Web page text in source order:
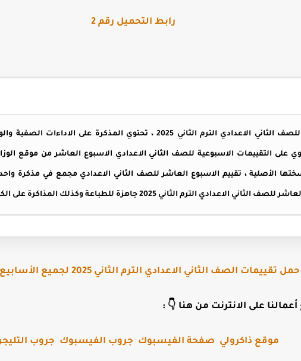
رابط التحميل رقم 2
تقييمات الاسبوع العاشر للصف الثاني الاعدادي الترم الثاني 2025 ، تحتوي
على التقييمات الاسبوعية للصف الثاني الاعدادي الاسبوع العاشر من موقع
الأصلية ، تقييم الاسبوع العاشر للصف الثاني الاعدادي مجمع في مذكرة
الترم الثاني 2025 جاهزة للطباعة وكذلك المذاكرة على الكمبيوتر والموبايل .
حمل تقييمات الصف الثاني الاعدادي الترم الثاني 2025 لجميع الأسابيع من هنا
على الانترنت من هنا 👇 :
موقع ذاكرولي صفحة الفيسبوك جروب الفيسبوك جروب